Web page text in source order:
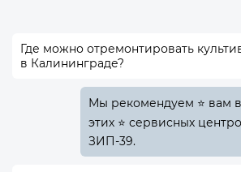
Где можно отремонтировать
в Калининграде?
Мы рекомендуем ⭐ вам
этих ⭐ сервисных
ЗИП-39.